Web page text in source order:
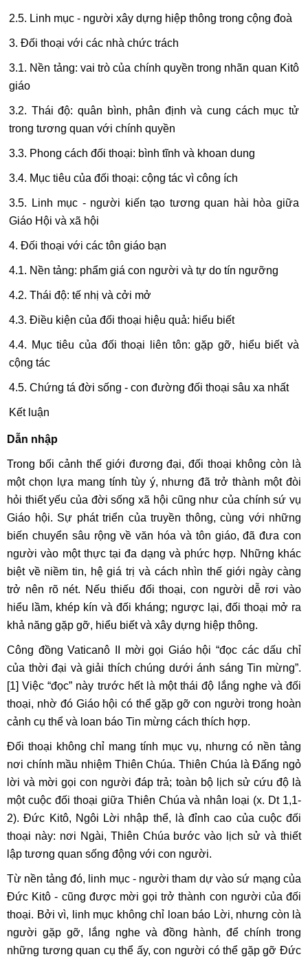
2.5. Linh mục - người xây dựng hiệp thông trong cộng đoà
3. Đối thoại với các nhà chức trách
3.1. Nền tảng: vai trò của chính quyền trong nhãn quan Kitô
giáo
3.2. Thái độ: quân bình, phân định và cung cách mục tử
trong tương quan với chính quyền
3.3. Phong cách đối thoại: bình tĩnh và khoan dung
3.4. Mục tiêu của đối thoại: cộng tác vì công ích
3.5. Linh mục - người kiến tạo tương quan hài hòa giữa
Giáo Hội và xã hội
4. Đối thoại với các tôn giáo bạn
4.1. Nền tảng: phẩm giá con người và tự do tín ngưỡng
4.2. Thái độ: tế nhị và cởi mở
4.3. Điều kiện của đối thoại hiệu quả: hiểu biết
4.4. Mục tiêu của đối thoại liên tôn: gặp gỡ, hiểu biết và
cộng tác
4.5. Chứng tá đời sống - con đường đối thoại sâu xa nhất
Kết luận
Dẫn nhập
Trong bối cảnh thế giới đương đại, đối thoại không còn là
một chọn lựa mang tính tùy ý, nhưng đã trở thành một đòi
hỏi thiết yếu của đời sống xã hội cũng như của chính sứ vụ
Giáo hội. Sự phát triển của truyền thông, cùng với những
biến chuyển sâu rộng về văn hóa và tôn giáo, đã đưa con
người vào một thực tại đa dạng và phức hợp. Những khác
biệt về niềm tin, hệ giá trị và cách nhìn thế giới ngày càng
trở nên rõ nét. Nếu thiếu đối thoại, con người dễ rơi vào
hiểu lầm, khép kín và đối kháng; ngược lại, đối thoại mở ra
khả năng gặp gỡ, hiểu biết và xây dựng hiệp thông.
Công đồng Vaticanô II mời gọi Giáo hội “đọc các dấu chỉ
của thời đại và giải thích chúng dưới ánh sáng Tin mừng”.
[1] Việc “đọc” này trước hết là một thái độ lắng nghe và đối
thoại, nhờ đó Giáo hội có thể gặp gỡ con người trong hoàn
cảnh cụ thể và loan báo Tin mừng cách thích hợp.
Đối thoại không chỉ mang tính mục vụ, nhưng có nền tảng
nơi chính mầu nhiệm Thiên Chúa. Thiên Chúa là Đấng ngỏ
lời và mời gọi con người đáp trả; toàn bộ lịch sử cứu độ là
một cuộc đối thoại giữa Thiên Chúa và nhân loại (x. Dt 1,1-
2). Đức Kitô, Ngôi Lời nhập thể, là đỉnh cao của cuộc đối
thoại này: nơi Ngài, Thiên Chúa bước vào lịch sử và thiết
lập tương quan sống động với con người.
Từ nền tảng đó, linh mục - người tham dự vào sứ mạng của
Đức Kitô - cũng được mời gọi trở thành con người của đối
thoại. Bởi vì, linh mục không chỉ loan báo Lời, nhưng còn là
người gặp gỡ, lắng nghe và đồng hành, để chính trong
những tương quan cụ thể ấy, con người có thể gặp gỡ Đức